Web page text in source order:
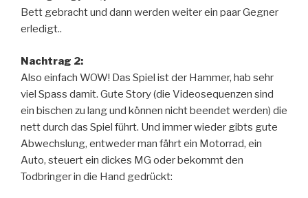
Bett gebracht und dann werden weiter ein paar Gegner
erledigt..
Nachtrag 2:
Also einfach WOW! Das Spiel ist der Hammer, hab sehr
viel Spass damit. Gute Story (die Videosequenzen sind
ein bischen zu lang und können nicht beendet werden) die
nett durch das Spiel führt. Und immer wieder gibts gute
Abwechslung, entweder man fährt ein Motorrad, ein
Auto, steuert ein dickes MG oder bekommt den
Todbringer in die Hand gedrückt: